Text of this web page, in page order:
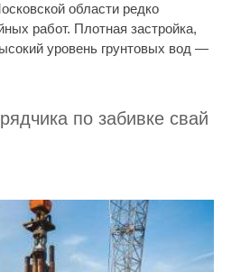
области редко
работ. Плотная застройка,
уровень грунтовых вод —
по забивке свай